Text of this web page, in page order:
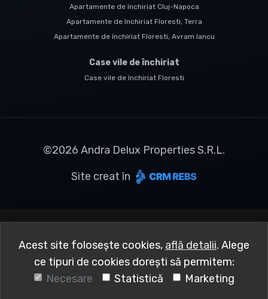
Apartamente de închiriat Cluj-Napoca
Apartamente de închiriat Floresti, Terra
Apartamente de închiriat Floresti, Avram Iancu
Case vile de închiriat
Case vile de închiriat Floresti
©2026 Andra Delux Properties S.R.L.
Site creat în
Acest site folosește cookies, află detalii. Alege
ce tipuri de cookies dorești să permitem:
Necesare
Statistică Marketing